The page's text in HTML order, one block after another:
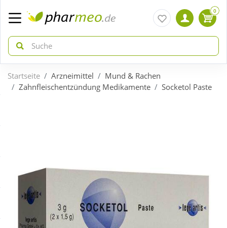
zurück
Gratis dazu
Neuheiten
zurück
Bio & Genuss
Diabetes
0
Startseite Arzneimittel
Mund & Rachen
Zahnfleischentzündung Medikamente
Socketol Paste